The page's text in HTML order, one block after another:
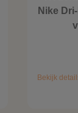
Nike
Bekijk